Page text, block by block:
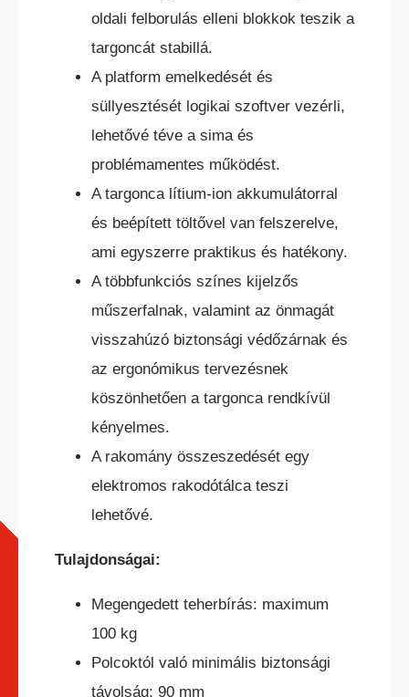
KÜLTÉRI ELEKTROMOS HOMLOKVILLÁS
TARGONCA
DÍZEL/GÁZÜZEMŰ HOMLOKVILLÁS
TEREPES HOMLOKVILLÁS
TARGONCA
oldali felborulás elleni blokkok teszik a
targoncát stabillá.
A platform emelkedését és
süllyesztését logikai szoftver vezérli,
lehetővé téve a sima és
problémamentes működést.
A targonca lítium-ion akkumulátorral
és beépített töltővel van felszerelve,
ami egyszerre praktikus és hatékony.
A többfunkciós színes kijelzős
műszerfalnak, valamint az önmagát
visszahúzó biztonsági védőzárnak és
az ergonómikus tervezésnek
köszönhetően a targonca rendkívül
kényelmes.
A rakomány összeszedését egy
elektromos rakodótálca teszi
lehetővé.
Tulajdonságai:
Megengedett teherbírás: maximum
100 kg
Polcoktól való minimális biztonsági
távolság: 90 mm